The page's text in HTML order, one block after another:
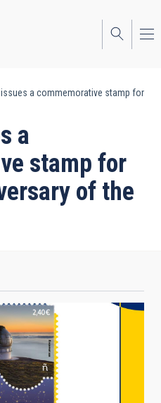
a commemorative stamp for
a
stamp for
of the